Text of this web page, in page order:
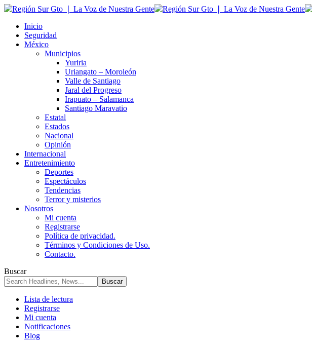
Inicio
Seguridad
México
Municipios
Yuriria
Uriangato – Moroleón
Valle de Santiago
Jaral del Progreso
Irapuato – Salamanca
Santiago Maravatio
Estatal
Estados
Nacional
Opinión
Internacional
Entretenimiento
Deportes
Espectáculos
Tendencias
Terror y misterios
Nosotros
Mi cuenta
Registrarse
Política de privacidad.
Términos y Condiciones de Uso.
Contacto.
Buscar
Lista de lectura
Registrarse
Mi cuenta
Notificaciones
Blog